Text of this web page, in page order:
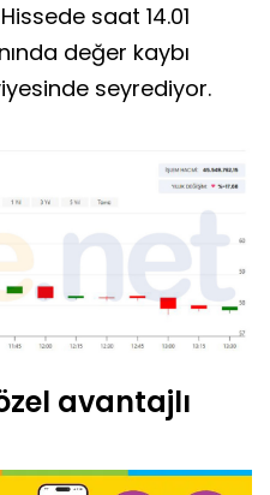
saat 14.01
değer kaybı
seyrediyor.
avantajlı